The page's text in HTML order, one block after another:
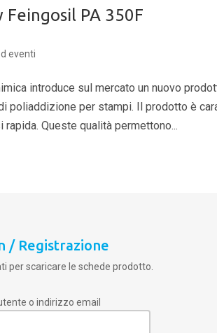
Feingosil PA 350F
eventi
introduce sul mercato un nuovo
poliaddizione per stampi. Il prodotto è
rapida. Queste qualità permettono...
/ Registrazione
per scaricare le schede prodotto.
o indirizzo email